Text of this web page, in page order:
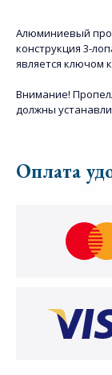
Алюминиевый
конструкция 3-
является ключом
Внимание!
должны
Оплата